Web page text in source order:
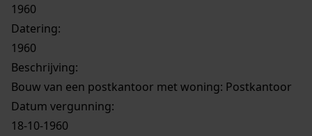
1960
Datering:
1960
Beschrijving:
Bouw van een postkantoor met woning: Postkantoor
Datum vergunning:
18-10-1960